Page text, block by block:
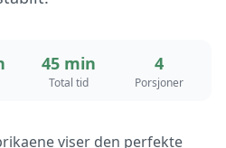
45 min
Total tid
4
Porsjoner
viser den perfekte